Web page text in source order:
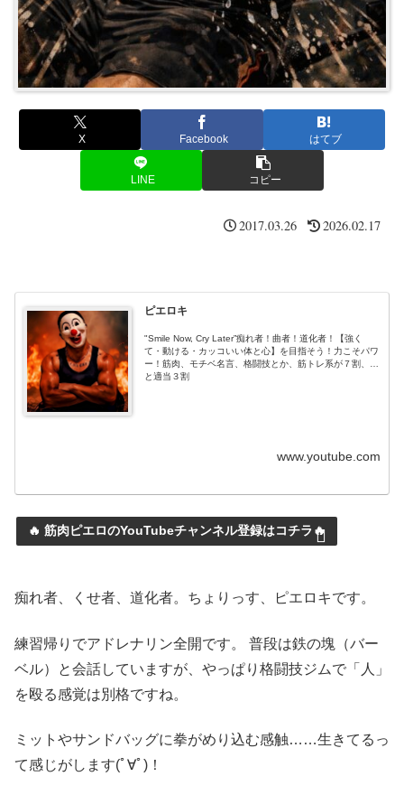
X Facebook はてブ
LINE コピー
2017.03.26 2026.02.17
ピエロキ
"Smile Now, Cry Later”痴れ者！曲者！道化者！【強く
て・動ける・カッコいい体と心】を目指そう！力こそパワ
ー！筋肉、モチベ名言、格闘技とか、筋トレ系が７割、あ
と適当３割
www.youtube.com
🔥 筋肉ピエロのYouTubeチャンネル登録はコチラ🔥
痴れ者、くせ者、道化者。ちょりっす、ピエロキです。
練習帰りでアドレナリン全開です。 普段は鉄の塊（バー
ベル）と会話していますが、やっぱり格闘技ジムで「人」
を殴る感覚は別格ですね。
ミットやサンドバッグに拳がめり込む感触……生きてるっ
て感じがします(ﾟ∀ﾟ)！